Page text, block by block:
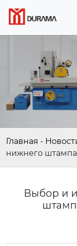
Главная -
нижнего штампа
Выбор и